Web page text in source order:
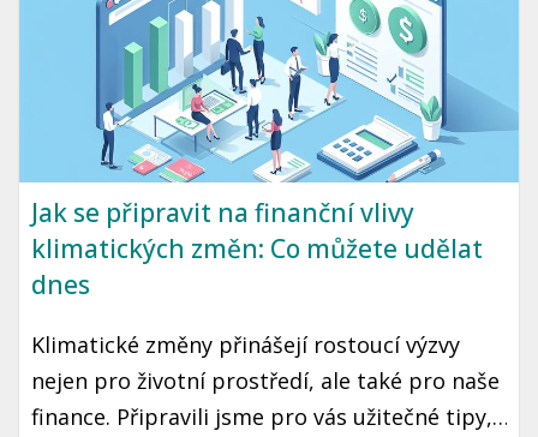
Jak se připravit na finanční vlivy
klimatických změn: Co můžete udělat
dnes
Klimatické změny přinášejí rostoucí výzvy
nejen pro životní prostředí, ale také pro naše
finance. Připravili jsme pro vás užitečné tipy,